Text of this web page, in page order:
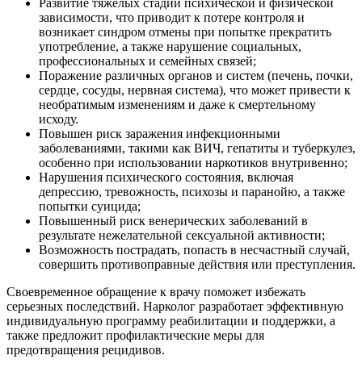
Развитие тяжелых стадий психической и физической
зависимости, что приводит к потере контроля и
возникает синдром отмены при попытке прекратить
употребление, а также нарушение социальных,
профессиональных и семейных связей;
Поражение различных органов и систем (печень, почки,
сердце, сосуды, нервная система), что может привести к
необратимым изменениям и даже к смертельному
исходу.
Повышен риск заражения инфекционными
заболеваниями, такими как ВИЧ, гепатиты и туберкулез,
особенно при использовании наркотиков внутривенно;
Нарушения психического состояния, включая
депрессию, тревожность, психозы и паранойю, а также
попытки суицида;
Повышенный риск венерических заболеваний в
результате нежелательной сексуальной активности;
Возможность пострадать, попасть в несчастный случай,
совершить противоправные действия или преступления.
Своевременное обращение к врачу поможет избежать
серьезных последствий. Нарколог разработает эффективную
индивидуальную программу реабилитации и поддержки, а
также предложит профилактические меры для
предотвращения рецидивов.